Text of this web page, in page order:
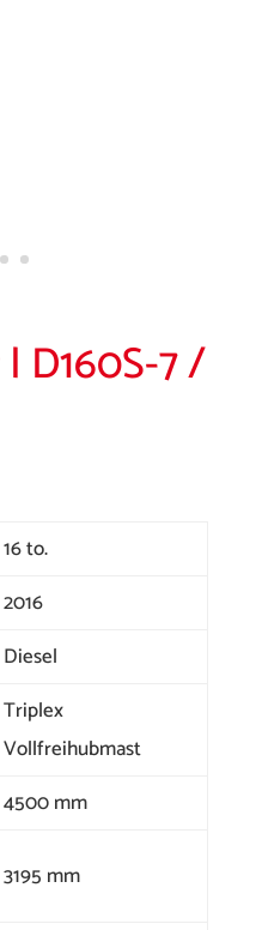
D160S-7 /
16 to.
2016
Diesel
Triplex
Vollfreihubmast
4500 mm
3195 mm